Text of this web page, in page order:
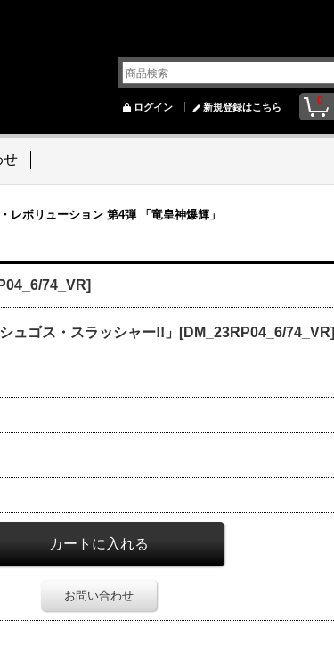
0
ログイン 新規登録はこちら
せ
レボリューション 第4弾 「竜皇神爆輝」
74_VR]
ュゴス・スラッシャー!!」[DM_23RP04_6/74_VR]
お問い合わせ